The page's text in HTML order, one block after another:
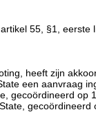
55, §1,
heeft zijn
een aanvraag
gecoördineerd